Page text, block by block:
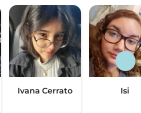
Ivana Cerrato Isi